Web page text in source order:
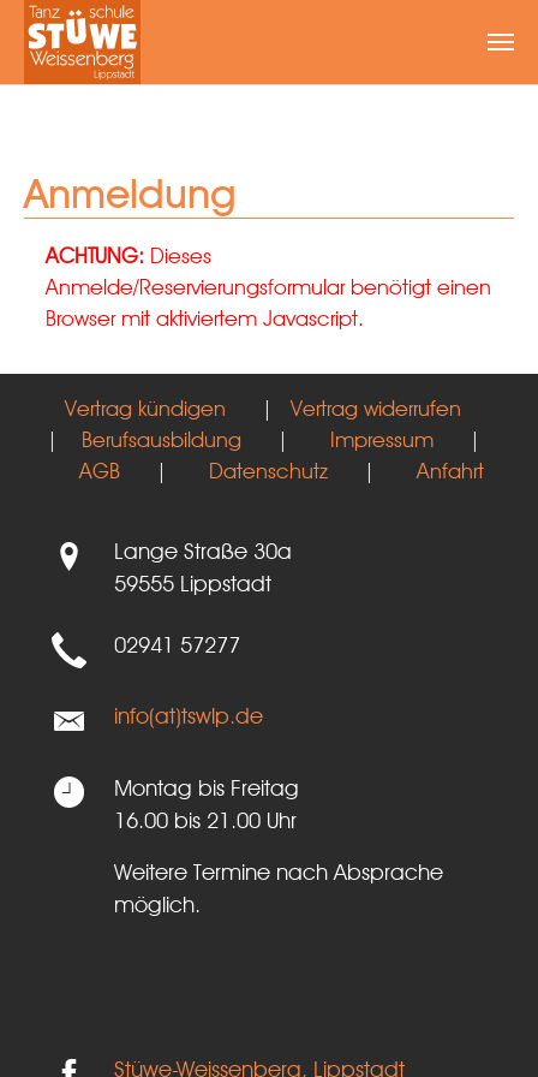
Anmeldung
ACHTUNG: Dieses
Anmelde/Reservierungsformular benötigt einen
Browser mit aktiviertem Javascript.
Vertrag kündigen |Vertrag widerrufen
| Berufsausbildung | Impressum|
AGB| Datenschutz| Anfahrt
Lange Straße 30a
59555 Lippstadt
02941 57277
info(at)tswlp.de
Montag bis Freitag
16.00 bis 21.00 Uhr
Weitere Termine nach Absprache
möglich.
Stüwe-Weissenberg, Lippstadt